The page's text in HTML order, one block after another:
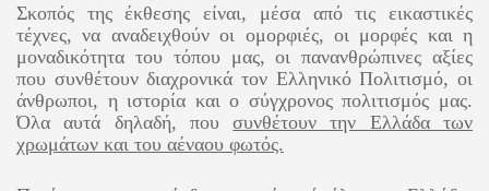
Σκοπός της έκθεσης είναι, μέσα από τις εικαστικές
τέχνες,να αναδειχθούν οι ομορφιές, οι μορφές και η
μοναδικότητα του τόπου μας, οι πανανθρώπινες αξίες
που συνθέτουν διαχρονικά τον Ελληνικό Πολιτισμό, οι
άνθρωποι, η ιστορία και ο σύγχρονος πολιτισμός μας.
Όλα αυτά δηλαδή, πουσυνθέτουν την Ελλάδα των
χρωμάτων και του αέναου φωτός.